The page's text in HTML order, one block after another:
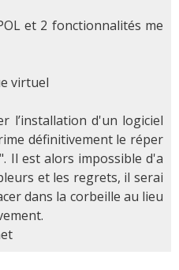
et 2 fonctionnalités me
virtuel
l’installation d'un logiciel
définitivement le réper
Il est alors impossible d'a
et les regrets, il serai
dans la corbeille au lieu